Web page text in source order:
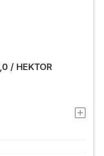
/ HEKTOR